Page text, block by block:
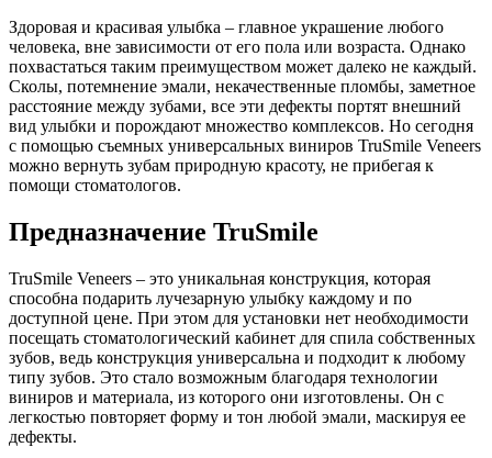
Здоровая и красивая улыбка – главное украшение любого
человека, вне зависимости от его пола или возраста. Однако
похвастаться таким преимуществом может далеко не каждый.
Сколы, потемнение эмали, некачественные пломбы, заметное
расстояние между зубами, все эти дефекты портят внешний
вид улыбки и порождают множество комплексов. Но сегодня
с помощью съемных универсальных виниров TruSmile Veneers
можно вернуть зубам природную красоту, не прибегая к
помощи стоматологов.
Предназначение TruSmile
TruSmile Veneers – это уникальная конструкция, которая
способна подарить лучезарную улыбку каждому и по
доступной цене. При этом для установки нет необходимости
посещать стоматологический кабинет для спила собственных
зубов, ведь конструкция универсальна и подходит к любому
типу зубов. Это стало возможным благодаря технологии
виниров и материала, из которого они изготовлены. Он с
легкостью повторяет форму и тон любой эмали, маскируя ее
дефекты.